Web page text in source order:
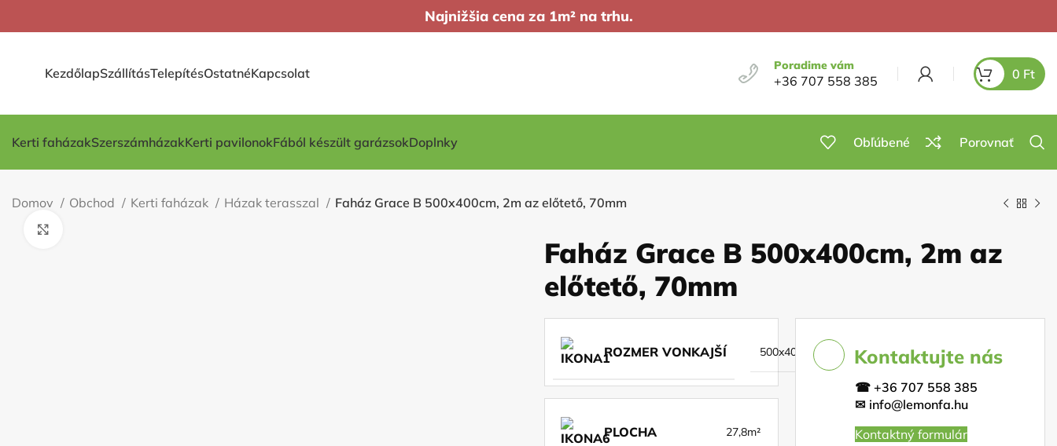
Najnižšia cena za 1m² na trhu.
KezdőlapSzállításTelepítésOstatnéKapcsolat
Poradime vám
+36 707 558 385 0 Ft
Kerti faházakSzerszámházakKerti pavilonokFából készült garázsokDoplnky Obľúbené Porovnať
Domov Obchod Kerti faházak Házak terasszal Faház Grace B 500x400cm, 2m az előtető, 70mm
Faház Grace B 500x400cm, 2m az
előtető, 70mm
ROZMER VONKAJŠÍ 500x400cm
PLOCHA 27,8m²
Kontaktujte nás
☎ +36 707 558 385
✉ info@lemonfa.hu
Kontaktný formulár